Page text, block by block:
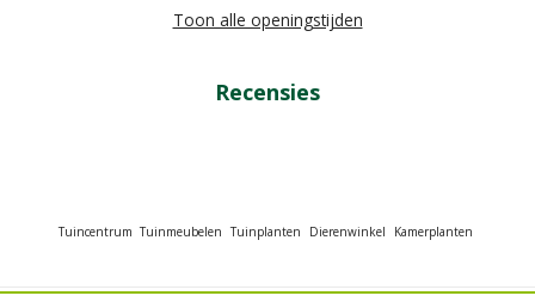
Toon alle openingstijden
Recensies
Tuincentrum Tuinmeubelen Tuinplanten Dierenwinkel Kamerplanten